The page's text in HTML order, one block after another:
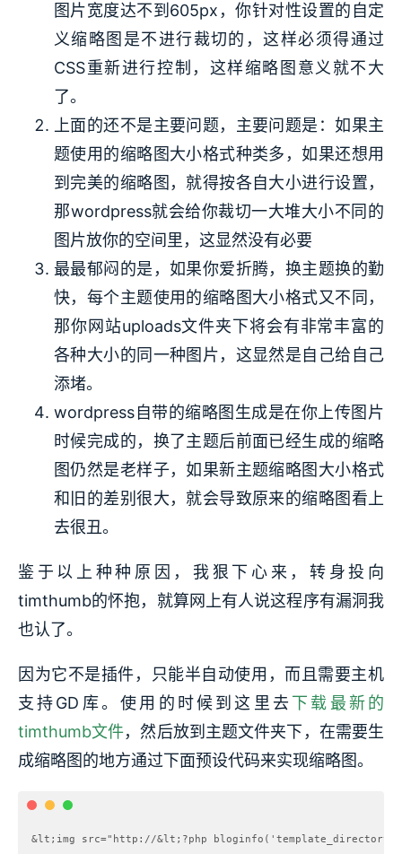
图片宽度达不到605px，你针对性设置的自定
义缩略图是不进行裁切的，这样必须得通过
CSS重新进行控制，这样缩略图意义就不大
了。
上面的还不是主要问题，主要问题是：如果主
题使用的缩略图大小格式种类多，如果还想用
到完美的缩略图，就得按各自大小进行设置，
那wordpress就会给你裁切一大堆大小不同的
图片放你的空间里，这显然没有必要
最最郁闷的是，如果你爱折腾，换主题换的勤
快，每个主题使用的缩略图大小格式又不同，
那你网站uploads文件夹下将会有非常丰富的
各种大小的同一种图片，这显然是自己给自己
添堵。
wordpress自带的缩略图生成是在你上传图片
时候完成的，换了主题后前面已经生成的缩略
图仍然是老样子，如果新主题缩略图大小格式
和旧的差别很大，就会导致原来的缩略图看上
去很丑。
鉴于以上种种原因，我狠下心来，转身投向
timthumb的怀抱，就算网上有人说这程序有漏洞我
也认了。
因为它不是插件，只能半自动使用，而且需要主机
支持GD库。使用的时候到这里去下载最新的
timthumb文件，然后放到主题文件夹下，在需要生
成缩略图的地方通过下面预设代码来实现缩略图。